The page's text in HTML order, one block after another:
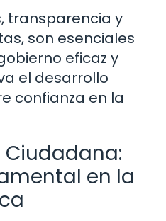
transparencia y
son esenciales
eficaz y
el desarrollo
confianza en la
en la